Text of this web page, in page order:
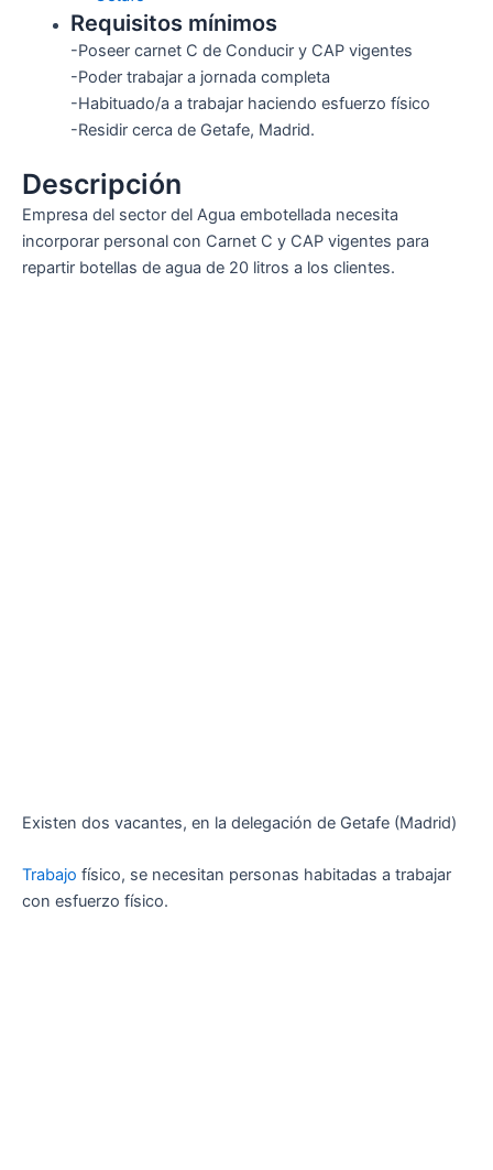
Requisitos mínimos
-Poseer carnet C de Conducir y CAP vigentes
-Poder trabajar a jornada completa
-Habituado/a a trabajar haciendo esfuerzo físico
-Residir cerca de Getafe, Madrid.
Descripción
Empresa del sector del Agua embotellada necesita
incorporar personal con Carnet C y CAP vigentes para
repartir botellas de agua de 20 litros a los clientes.
Existen dos vacantes, en la delegación de Getafe (Madrid)
Trabajo físico, se necesitan personas habitadas a trabajar
con esfuerzo físico.